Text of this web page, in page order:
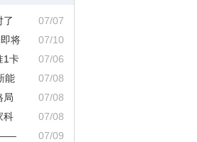
了
07/07
将
07/10
1卡
07/06
能
07/08
局
07/08
科
07/08
——
07/09